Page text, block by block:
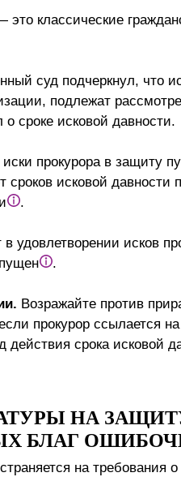
классические
суд подчеркнул, что
подлежат
сроке исковой давности.
прокурора в защиту
сроков исковой давности
.
удовлетворении исков
.
Возражайте против
прокурор ссылается
действия срока исковой
НА
БЛАГ
на требования